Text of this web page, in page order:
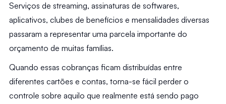
Serviços de streaming, assinaturas de softwares,
aplicativos, clubes de benefícios e mensalidades diversas
passaram a representar uma parcela importante do
orçamento de muitas famílias.
Quando essas cobranças ficam distribuídas entre
diferentes cartões e contas, torna-se fácil perder o
controle sobre aquilo que realmente está sendo pago